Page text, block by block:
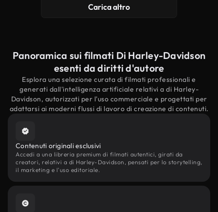
Carica altro
Panoramica sui filmati Di Harley-Davidson
esenti da diritti d'autore
Esplora una selezione curata di filmati professionali e
generati dall'intelligenza artificiale relativi a di Harley-
Davidson, autorizzati per l'uso commerciale e progettati per
adattarsi ai moderni flussi di lavoro di creazione di contenuti.
Contenuti originali esclusivi
Accedi a una libreria premium di filmati autentici, girati da
creatori, relativi a di Harley-Davidson, pensati per lo storytelling,
il marketing e l'uso editoriale.